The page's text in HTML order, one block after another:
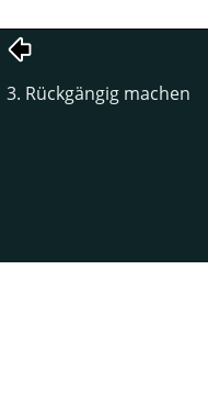
3. Rückgängig machen